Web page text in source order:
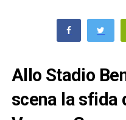
Allo Stadio
scena la sfida